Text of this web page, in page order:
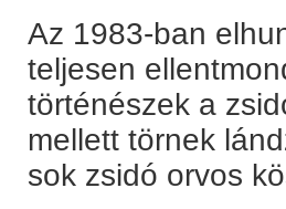
Az 1983-ban
teljesen
történészek a
mellett törnek
sok zsidó orvos